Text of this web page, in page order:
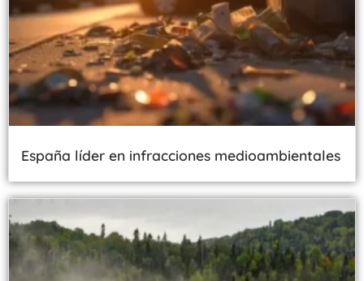
España líder en infracciones medioambientales